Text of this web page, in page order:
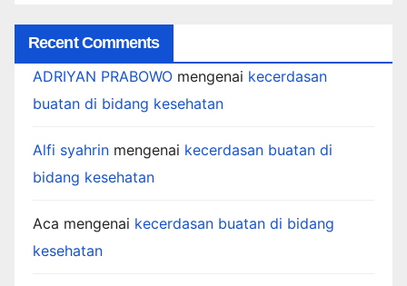
Recent Comments
ADRIYAN PRABOWO mengenai kecerdasan
buatan di bidang kesehatan
Alfi syahrin mengenai kecerdasan buatan di
bidang kesehatan
Aca mengenai kecerdasan buatan di bidang
kesehatan